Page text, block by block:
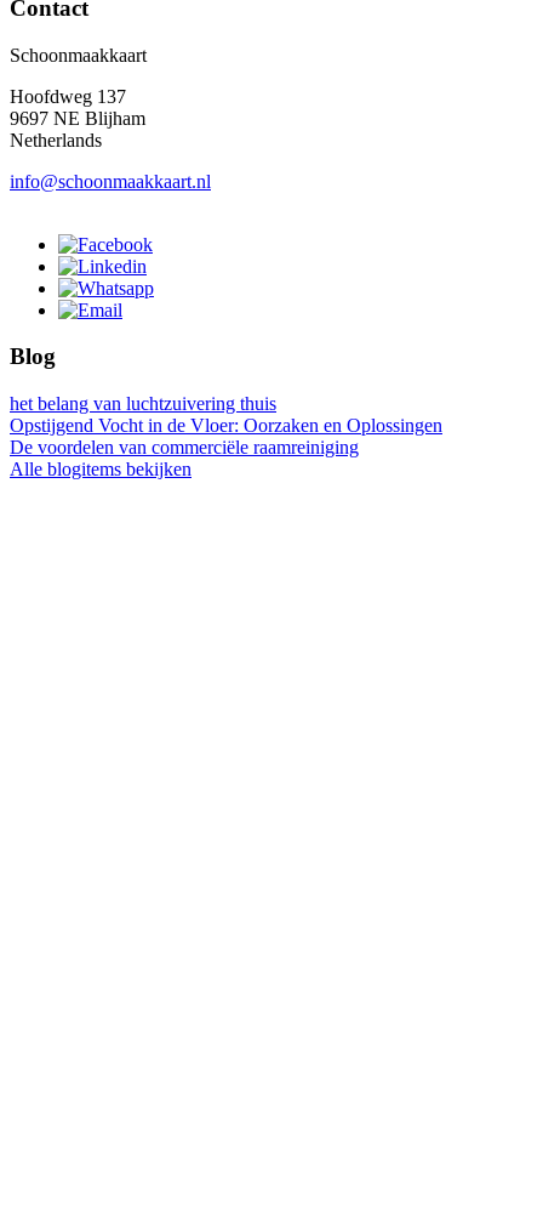
Contact
Schoonmaakkaart
Hoofdweg 137
9697 NE Blijham
Netherlands
info@schoonmaakkaart.nl
Blog
het belang van luchtzuivering thuis
Opstijgend Vocht in de Vloer: Oorzaken en Oplossingen
De voordelen van commerciële raamreiniging
Alle blogitems bekijken